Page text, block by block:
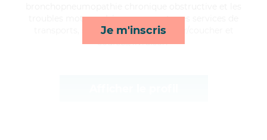
Je m'inscris
troubles moteurs, Léonore apporte ses services de
transports, surveillance de nuit, lever/coucher et
courses/livraison*